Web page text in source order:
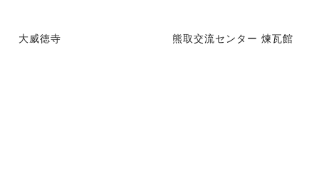
大威徳寺 熊取交流センター 煉瓦館